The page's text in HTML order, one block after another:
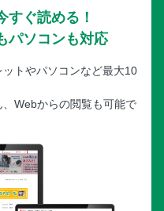
すぐ読める！
パソコンも対応
トやパソコンなど最大10
Webからの閲覧も可能で